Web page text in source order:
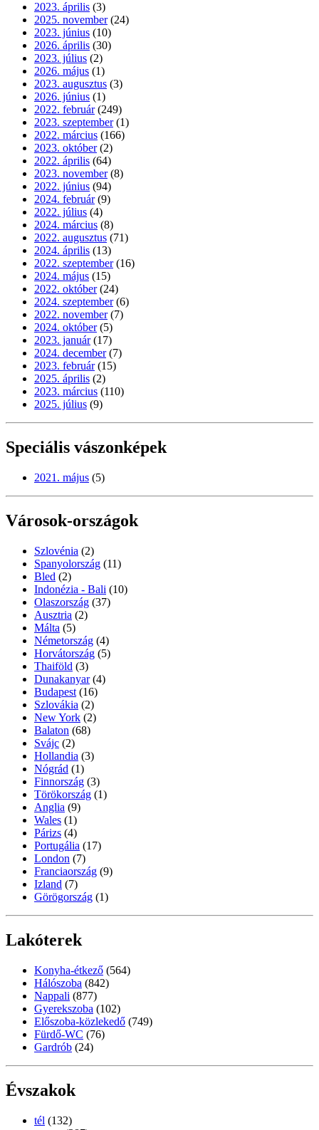
2023. április (3)
2025. november (24)
2023. június (10)
2026. április (30)
2023. július (2)
2026. május (1)
2023. augusztus (3)
2026. június (1)
2022. február (249)
2023. szeptember (1)
2022. március (166)
2023. október (2)
2022. április (64)
2023. november (8)
2022. június (94)
2024. február (9)
2022. július (4)
2024. március (8)
2022. augusztus (71)
2024. április (13)
2022. szeptember (16)
2024. május (15)
2022. október (24)
2024. szeptember (6)
2022. november (7)
2024. október (5)
2023. január (17)
2024. december (7)
2023. február (15)
2025. április (2)
2023. március (110)
2025. július (9)
Speciális vászonképek
2021. május (5)
Városok-országok
Szlovénia (2)
Spanyolország (11)
Bled (2)
Indonézia - Bali (10)
Olaszország (37)
Ausztria (2)
Málta (5)
Németország (4)
Horvátország (5)
Thaiföld (3)
Dunakanyar (4)
Budapest (16)
Szlovákia (2)
New York (2)
Balaton (68)
Svájc (2)
Hollandia (3)
Nógrád (1)
Finnország (3)
Törökország (1)
Anglia (9)
Wales (1)
Párizs (4)
Portugália (17)
London (7)
Franciaország (9)
Izland (7)
Görögország (1)
Lakóterek
Konyha-étkező (564)
Hálószoba (842)
Nappali (877)
Gyerekszoba (102)
Előszoba-közlekedő (749)
Fürdő-WC (76)
Gardrób (24)
Évszakok
tél (132)